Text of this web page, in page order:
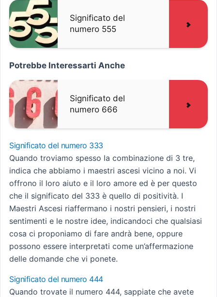
Significato del
numero 555
Potrebbe Interessarti Anche
Significato del
numero 666
Significato del numero 333
Quando troviamo spesso la combinazione di 3 tre,
indica che abbiamo i maestri ascesi vicino a noi. Vi
offrono il loro aiuto e il loro amore ed è per questo
che il significato del 333 è quello di positività. I
Maestri Ascesi riaffermano i nostri pensieri, i nostri
sentimenti e le nostre idee, indicandoci che qualsiasi
cosa ci proponiamo di fare andrà bene, oppure
possono essere interpretati come un’affermazione
delle domande che vi ponete.
Significato del numero 444
Quando trovate il numero 444, sappiate che avete